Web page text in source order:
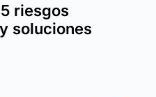
riesgos
soluciones